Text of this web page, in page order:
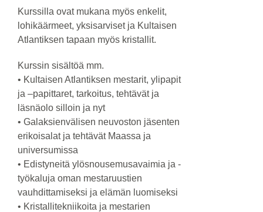
Kurssilla ovat mukana myös enkelit,
lohikäärmeet, yksisarviset ja Kultaisen
Atlantiksen tapaan myös kristallit.
Kurssin sisältöä mm.
• Kultaisen Atlantiksen mestarit, ylipapit
ja –papittaret, tarkoitus, tehtävät ja
läsnäolo silloin ja nyt
• Galaksienvälisen neuvoston jäsenten
erikoisalat ja tehtävät Maassa ja
universumissa
• Edistyneitä ylösnousemusavaimia ja -
työkaluja oman mestaruustien
vauhdittamiseksi ja elämän luomiseksi
• Kristallitekniikoita ja mestarien